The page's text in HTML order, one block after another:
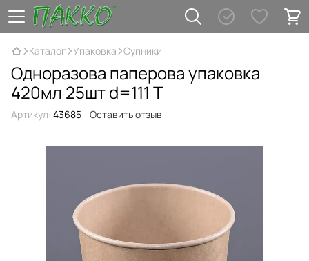
Каталог Упаковка Супники
Одноразова паперова упаковка
420мл 25шт d=111 Т
Артикул: 43685 Оставить отзыв